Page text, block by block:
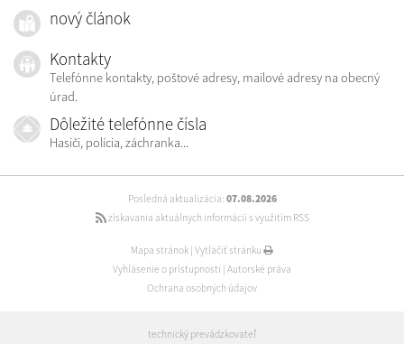
nový článok
Kontakty
Telefónne kontakty, poštové adresy, mailové adresy na obecný
úrad.
Dôležité telefónne čísla
Hasiči, polícia, záchranka...
Posledná aktualizácia: 07.08.2026
získavania aktuálnych informácií s využitím RSS
Mapa stránok Vytlačiť stránku
Vyhlásenie o prístupnosti Autorské práva
Ochrana osobných údajov
technický prevádzkovateľ